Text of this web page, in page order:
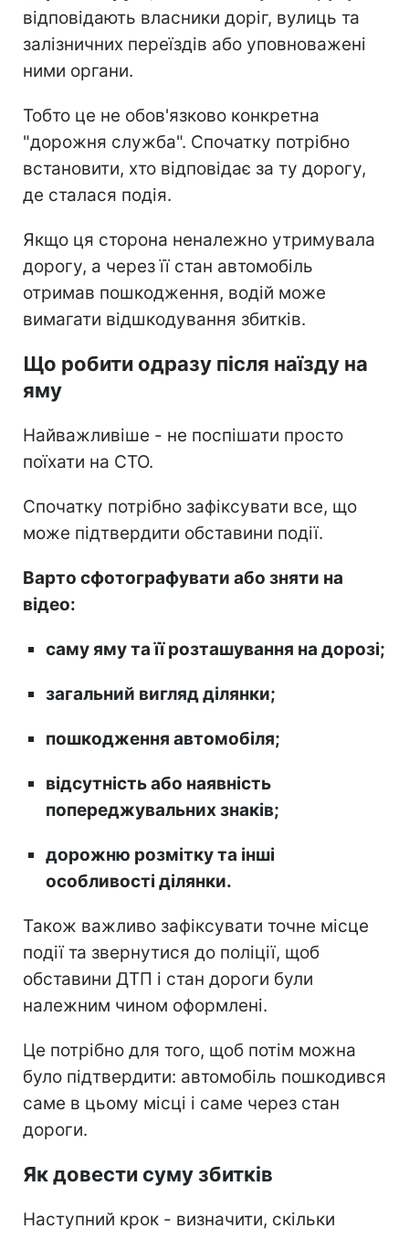
відповідають власники доріг, вулиць та
залізничних переїздів або уповноважені
ними органи.
Тобто це не обов'язково конкретна
"дорожня служба". Спочатку потрібно
встановити, хто відповідає за ту дорогу,
де сталася подія.
Якщо ця сторона неналежно утримувала
дорогу, а через її стан автомобіль
отримав пошкодження, водій може
вимагати відшкодування збитків.
Що робити одразу після наїзду на
яму
Найважливіше - не поспішати просто
поїхати на СТО.
Спочатку потрібно зафіксувати все, що
може підтвердити обставини події.
Варто сфотографувати або зняти на
відео:
саму яму та її розташування на дорозі;
загальний вигляд ділянки;
пошкодження автомобіля;
відсутність або наявність
попереджувальних знаків;
дорожню розмітку та інші
особливості ділянки.
Також важливо зафіксувати точне місце
події та звернутися до поліції, щоб
обставини ДТП і стан дороги були
належним чином оформлені.
Це потрібно для того, щоб потім можна
було підтвердити: автомобіль пошкодився
саме в цьому місці і саме через стан
дороги.
Як довести суму збитків
Наступний крок - визначити, скільки